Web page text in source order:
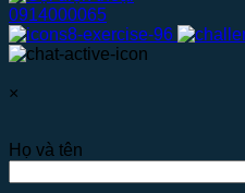
0914000065
×
Họ và tên